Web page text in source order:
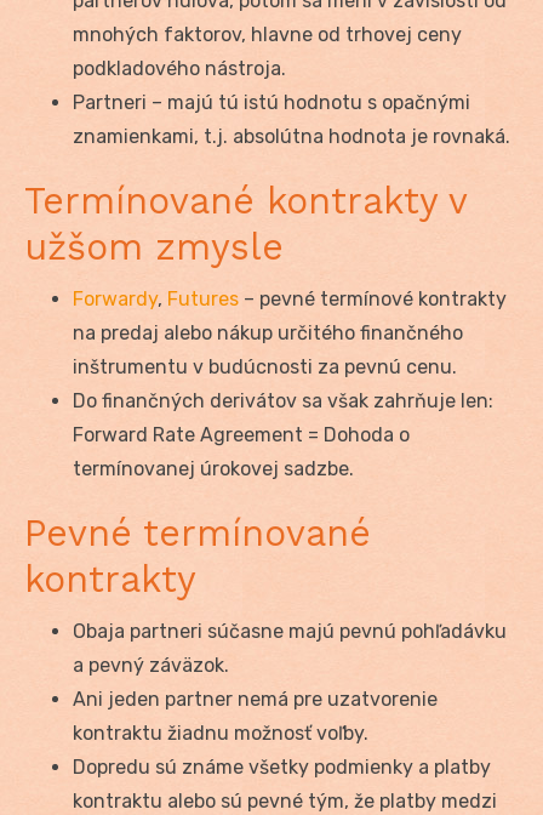
mnohých faktorov, hlavne od trhovej ceny
podkladového nástroja.
Partneri – majú tú istú hodnotu s opačnými
znamienkami, t.j. absolútna hodnota je rovnaká.
Termínované kontrakty v
užšom zmysle
Forwardy, Futures – pevné termínové kontrakty
na predaj alebo nákup určitého finančného
inštrumentu v budúcnosti za pevnú cenu.
Do finančných derivátov sa však zahrňuje len:
Forward Rate Agreement = Dohoda o
termínovanej úrokovej sadzbe.
Pevné termínované
kontrakty
Obaja partneri súčasne majú pevnú pohľadávku
a pevný záväzok.
Ani jeden partner nemá pre uzatvorenie
kontraktu žiadnu možnosť voľby.
Dopredu sú známe všetky podmienky a platby
kontraktu alebo sú pevné tým, že platby medzi